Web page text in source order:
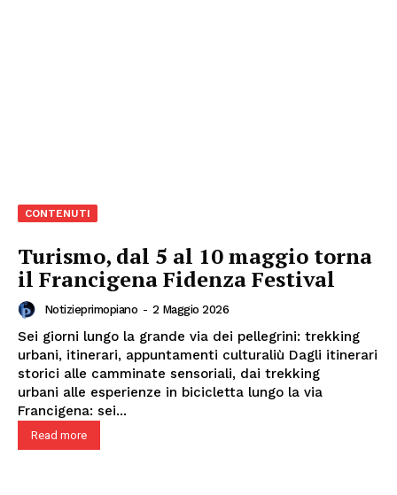
CONTENUTI
Turismo, dal 5 al 10 maggio torna
il Francigena Fidenza Festival
Notizieprimopiano - 2 Maggio 2026
Sei giorni lungo la grande via dei pellegrini: trekking
urbani, itinerari, appuntamenti culturaliù Dagli itinerari
storici alle camminate sensoriali, dai trekking
urbani alle esperienze in bicicletta lungo la via
Francigena: sei...
Read more